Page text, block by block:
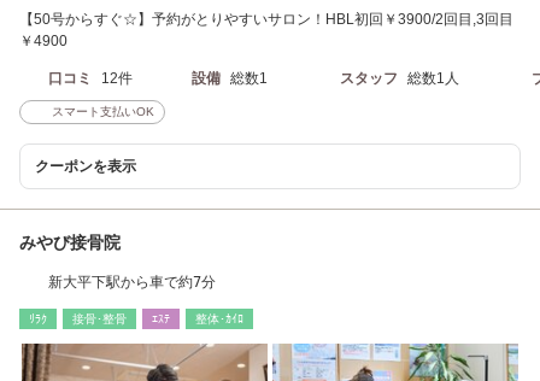
【50号からすぐ☆】予約がとりやすいサロン！HBL初回￥3900/2回目,3回目
￥4900
口コミ 12件 設備 総数1 スタッフ 総数1人
スマート支払いOK
クーポンを表示
みやび接骨院
新大平下駅から車で約7分
ﾘﾗｸ 接骨･整骨 ｴｽﾃ 整体･ｶｲﾛ